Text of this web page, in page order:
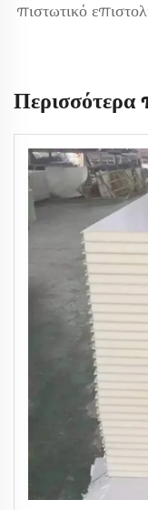
πιστωτικό
Περισσότερα